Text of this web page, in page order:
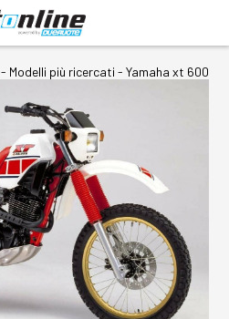
- Modelli più ricercati - Yamaha xt 600